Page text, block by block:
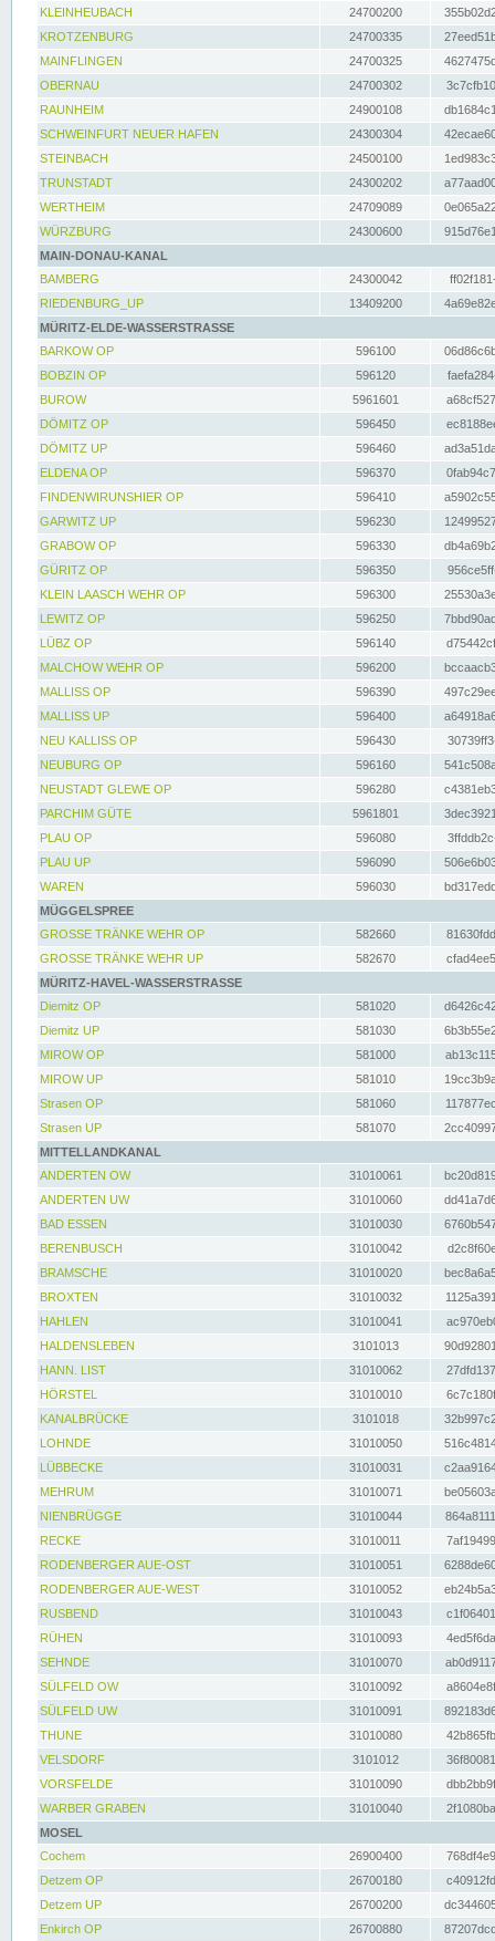
KLEINHEUBACH 24700200
KROTZENBURG
24700335
MAINFLINGEN
24700325
OBERNAU
24700302
RAUNHEIM
24900108
SCHWEINFURT NEUER HAFEN
24300304
STEINBACH
24500100
TRUNSTADT
24300202
WERTHEIM
24709089
WÜRZBURG
24300600
MAIN-DONAU-KANAL
BAMBERG
24300042
RIEDENBURG_UP
13409200
MÜRITZ-ELDE-WASSERSTRASSE
BARKOW OP
596100
BOBZIN OP
596120
BUROW
5961601
DÖMITZ OP
596450
DÖMITZ UP
596460
ELDENA OP
596370
FINDENWIRUNSHIER OP
596410
GARWITZ UP
596230
GRABOW OP
596330
GÜRITZ OP
596350
KLEIN LAASCH WEHR OP
596300
LEWITZ OP
596250
LÜBZ OP
596140
MALCHOW WEHR OP
596200
MALLISS OP
596390
MALLISS UP
596400
NEU KALLISS OP
596430
NEUBURG OP
596160
NEUSTADT GLEWE OP
596280
PARCHIM GÜTE
5961801
PLAU OP
596080
PLAU UP
596090
WAREN
596030
MÜGGELSPREE
GROSSE TRÄNKE WEHR OP
582660
GROSSE TRÄNKE WEHR UP
582670
MÜRITZ-HAVEL-WASSERSTRASSE
Diemitz OP
581020
Diemitz UP
581030
MIROW OP
581000
MIROW UP
581010
Strasen OP
581060
Strasen UP
581070
MITTELLANDKANAL
ANDERTEN OW
31010061
ANDERTEN UW
31010060
BAD ESSEN
31010030
BERENBUSCH
31010042
BRAMSCHE
31010020
BROXTEN
31010032
HAHLEN
31010041
HALDENSLEBEN
3101013
HANN. LIST
31010062
HÖRSTEL
31010010
KANALBRÜCKE
3101018
LOHNDE
31010050
LÜBBECKE
31010031
MEHRUM
31010071
NIENBRÜGGE
31010044
RECKE
31010011
RODENBERGER AUE-OST
31010051
RODENBERGER AUE-WEST
31010052
RUSBEND
31010043
RÜHEN
31010093
SEHNDE
31010070
SÜLFELD OW
31010092
SÜLFELD UW
31010091
THUNE
31010080
VELSDORF
3101012
VORSFELDE
31010090
WARBER GRABEN
31010040
MOSEL
Cochem
26900400
Detzem OP
26700180
Detzem UP
26700200
Enkirch OP
26700880